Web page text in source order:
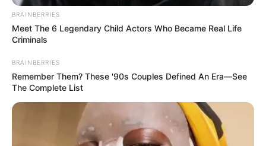
BRAINBERRIES
Meet The 6 Legendary Child Actors Who Became Real Life
Criminals
BRAINBERRIES
Remember Them? These '90s Couples Defined An Era—See
The Complete List